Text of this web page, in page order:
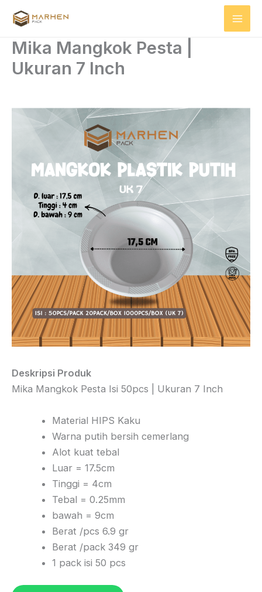
content
Mika Mangkok Pesta |
Ukuran 7 Inch
Deskripsi Produk
Mika Mangkok Pesta Isi 50pcs | Ukuran 7 Inch
Material HIPS Kaku
Warna putih bersih cemerlang
Alot kuat tebal
Luar = 17.5cm
Tinggi = 4cm
Tebal = 0.25mm
bawah = 9cm
Berat /pcs 6.9 gr
Berat /pack 349 gr
1 pack isi 50 pcs